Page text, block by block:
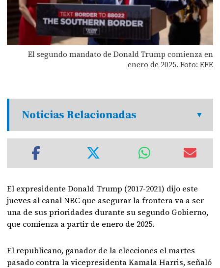
El segundo mandato de Donald Trump comienza en
enero de 2025. Foto: EFE
Noticias Relacionadas
El expresidente Donald Trump (2017-2021) dijo este
jueves al canal NBC que asegurar la frontera va a ser
una de sus prioridades durante su segundo Gobierno,
que comienza a partir de enero de 2025.
El republicano, ganador de la elecciones el martes
pasado contra la vicepresidenta Kamala Harris, señaló